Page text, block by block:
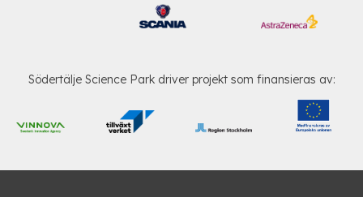
Södertälje Science Park driver projekt som finansieras av: